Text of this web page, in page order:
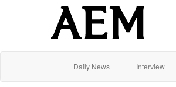
Daily News Interview